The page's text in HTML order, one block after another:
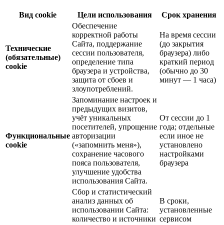
Вид cookie Цели использования Срок хранения
Технические
(обязательные)
cookie
Обеспечение
корректной работы
Сайта, поддержание
сессии пользователя,
определение типа
браузера и устройства,
защита от сбоев и
злоупотреблений.
На время сессии
(до закрытия
браузера) либо
краткий период
(обычно до 30
минут — 1 часа)
Функциональные
cookie
Запоминание настроек и
предыдущих визитов,
учёт уникальных
посетителей, упрощение
авторизации
(«запомнить меня»),
сохранение часового
пояса пользователя,
улучшение удобства
использования Сайта.
От сессии до 1
года; отдельные
если иное не
установлено
настройками
браузера
Сбор и статистический
анализ данных об
использовании Сайта:
количество и источники
В сроки,
установленные
сервисом